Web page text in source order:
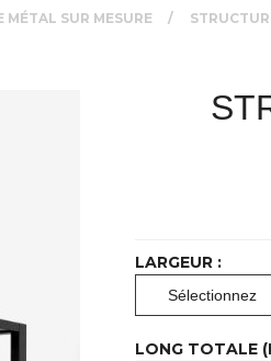
MÉTAL SUR MESURE
LARGEUR :
LONG TOTALE